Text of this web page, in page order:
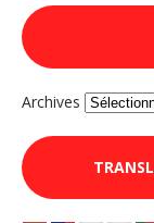
Archives